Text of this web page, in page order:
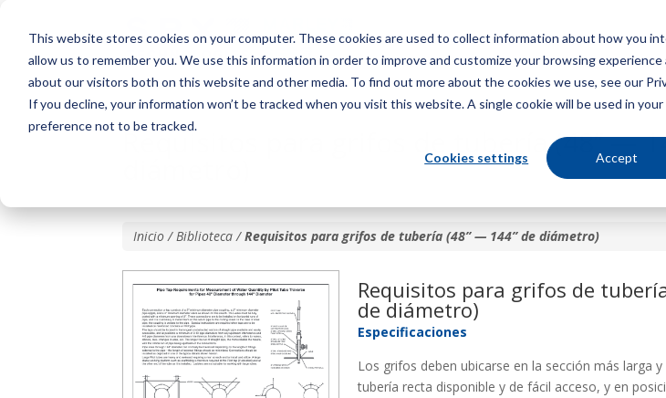
This website stores cookies on your computer. These cookies are used to collect information about how you
allow us to remember you. We use this information in order to improve and customize your browsing
about our visitors both on this website and other media. To find out more about the cookies we use, see our
If you decline, your information won’t be tracked when you visit this website. A single cookie will be used in
preference not to be tracked.
Cookies settings Accept
Requisitos para grifos de tubería (48” —
Inicio / Biblioteca /Requisitos para grifos de tubería (48” — 144” de diámetro)
Requisitos para grifos de
de diámetro)
Especificaciones
Los grifos deben ubicarse en la sección más larga
tubería recta disponible y de fácil acceso, y en